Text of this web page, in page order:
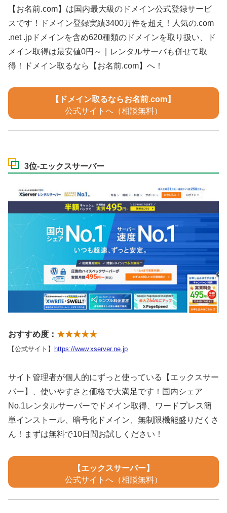
【お名前.com】は国内最大級のドメイン公式登録サービ
スです！ドメイン登録実績3400万件を超え！人気の.com
.net .jpドメインを含め620種類のドメインを取り扱い、ド
メイン取得は最安値0円～｜レンタルサーバも併せて取
得！ドメイン取るなら【お名前.com】へ！
【ドメイン取るならお名前.com】
公式サイトへ（相談無料）
3位-エックスサーバー
おすすめ度： ★★★★★
【公式サイト】 https://www.xserver.ne.jp
サイト管理者が個人的にずっと使っている【エックスサー
バー】、使いやすさと価格で大満足です！国内シェア
No.1レンタルサーバーでドメイン取得、ワードプレス簡
単インストール、暗号化ドメイン、無制限機能盛りだくさ
ん！まずは無料で10日間お試しください！
【エックスサーバー】
公式サイトへ（相談無料）